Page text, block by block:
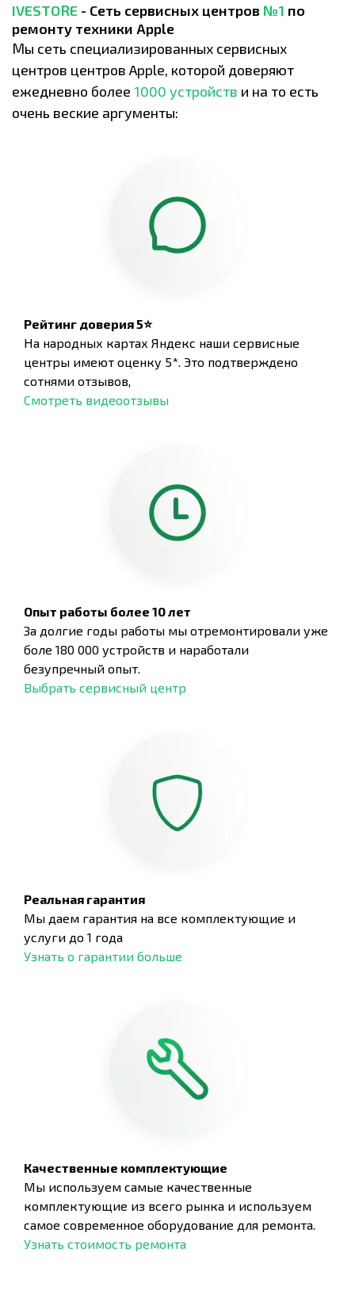
IVESTORE - Сеть сервисных центров №1 по
ремонту техники Apple
Мы сеть специализированных сервисных
центров центров Apple, которой доверяют
ежедневно более 1000 устройств и на то есть
очень веские аргументы:
Рейтинг доверия 5⭐
На народных картах Яндекс наши сервисные
центры имеют оценку 5*. Это подтверждено
сотнями отзывов,
Смотреть видеоотзывы
Опыт работы более 10 лет
За долгие годы работы мы отремонтировали уже
боле 180 000 устройств и наработали
безупречный опыт.
Выбрать сервисный центр
Реальная гарантия
Мы даем гарантия на все комплектующие и
услуги до 1 года
Узнать о гарантии больше
Качественные комплектующие
Мы используем самые качественные
комплектующие из всего рынка и используем
самое современное оборудование для ремонта.
Узнать стоимость ремонта